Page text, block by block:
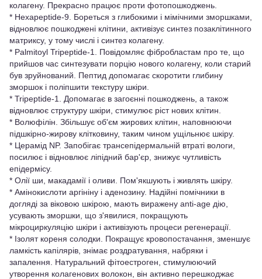
колагену. Прекрасно працює проти фотопошкоджень.
* Hexapeptide-9. Бореться з глибокими і мімічними зморшками,
відновлює пошкоджені клітини, активізує синтез позаклітинного
матриксу, у тому числі і синтез колагену.
* Palmitoyl Tripeptide-1. Повідомляє фібробластам про те, що
прийшов час синтезувати порцію нового колагену, коли старий
був зруйнований. Пептид допомагає скоротити глибину
зморшок і поліпшити текстуру шкіри.
* Tripeptide-1. Допомагає в загоєнні пошкоджень, а також
відновлює структуру шкіри, стимулює рiст нових клітин.
* Волюфiлiн. Збільшує об'єм жирових клітин, наповнюючи
підшкірно-жирову клітковину, таким чином ущільнює шкіру.
* Церамід NP. Запобігає трансепідермальній втраті вологи,
посилює і відновлює ліпідний бар'єр, знижує чутливість
епідермісу.
* Олії ши, макадамії і оливи. Пом'якшують і живлять шкіру.
* Амінокислоти аргініну і аденозину. Надійні помічники в
догляді за віковою шкірою, мають виражену anti-age дію,
усувають зморшки, що з'явилися, покращують
мікроциркуляцію шкіри і активізують процеси регенерації.
* Ізолят кореня солодки. Покращує кровопостачання, зменшує
ламкість капілярів, знімає роздратування, набряки і
запалення. Натуральний фiтоестроген, стимулюючий
утворення колагенових волокон, він активно перешкоджає